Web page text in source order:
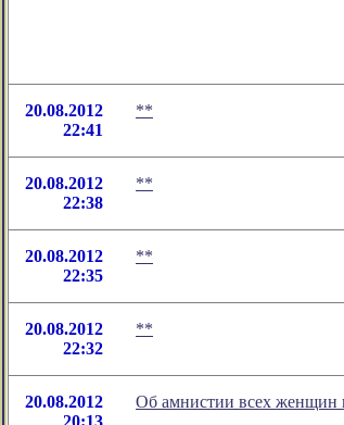
20.08.2012
22:41
**
20.08.2012
22:38
**
20.08.2012
22:35
**
20.08.2012
22:32
**
20.08.2012
20:13
Об амнистии всех женщин